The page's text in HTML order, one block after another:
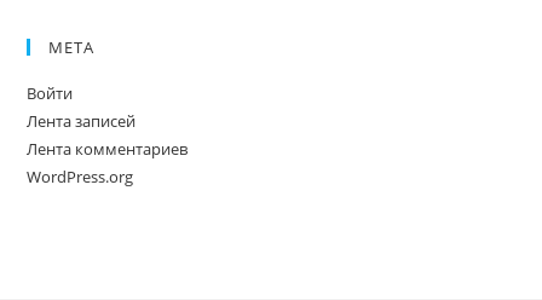
МЕТА
Войти
Лента записей
Лента комментариев
WordPress.org